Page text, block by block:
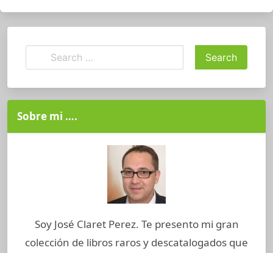
Sobre mi ….
Soy José Claret Perez. Te presento mi gran
colección de libros raros y descatalogados que